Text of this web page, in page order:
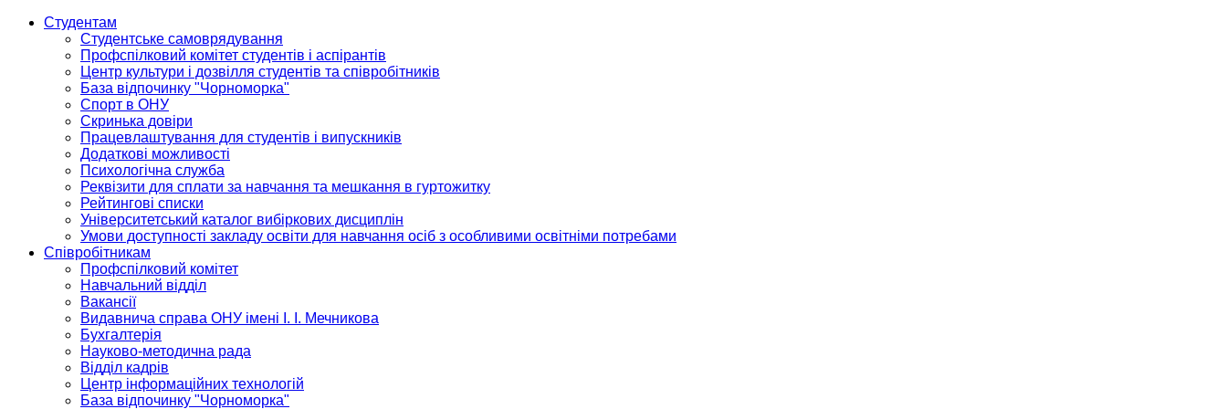
Студентам
Студентське самоврядування
Профспілковий комітет студентів і аспірантів
Центр культури і дозвілля студентів та співробітників
База відпочинку "Чорноморка"
Спорт в ОНУ
Скринька довіри
Працевлаштування для студентів і випускників
Додаткові можливості
Психологічна служба
Реквізити для сплати за навчання та мешкання в гуртожитку
Рейтингові списки
Університетський каталог вибіркових дисциплін
Умови доступності закладу освіти для навчання осіб з особливими освітніми потребами
Співробітникам
Профспілковий комітет
Навчальний відділ
Вакансії
Видавнича справа ОНУ імені І. І. Мечникова
Бухгалтерія
Науково-методична рада
Відділ кадрів
Центр інформаційних технологій
База відпочинку "Чорноморка"